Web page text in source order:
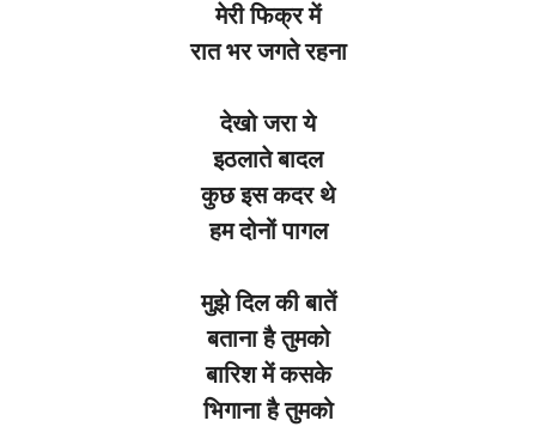
मेरी फिक्र में
रात भर जगते रहना
देखो जरा ये
इठलाते बादल
कुछ इस कदर थे
हम दोनों पागल
मुझे दिल की बातें
बताना है तुमको
बारिश में कसके
भिगाना है तुमको